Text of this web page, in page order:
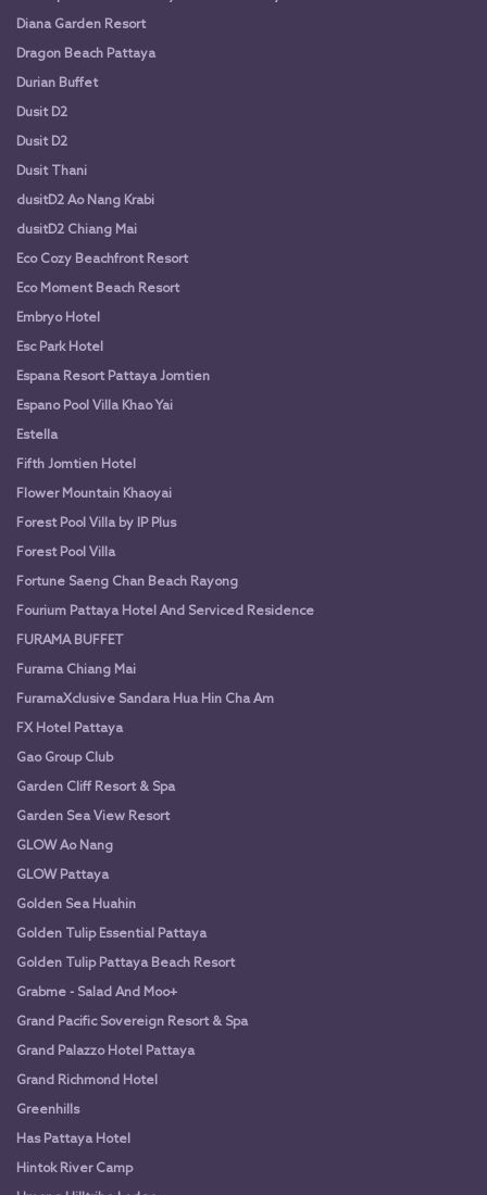
Diana Garden Resort
Dragon Beach Pattaya
Durian Buffet
Dusit D2
Dusit D2
Dusit Thani
dusitD2 Ao Nang Krabi
dusitD2 Chiang Mai
Eco Cozy Beachfront Resort
Eco Moment Beach Resort
Embryo Hotel
Esc Park Hotel
Espana Resort Pattaya Jomtien
Espano Pool Villa Khao Yai
Estella
Fifth Jomtien Hotel
Flower Mountain Khaoyai
Forest Pool Villa by IP Plus
Forest Pool Villa
Fortune Saeng Chan Beach Rayong
Fourium Pattaya Hotel And Serviced Residence
FURAMA BUFFET
Furama Chiang Mai
FuramaXclusive Sandara Hua Hin Cha Am
FX Hotel Pattaya
Gao Group Club
Garden Cliff Resort & Spa
Garden Sea View Resort
GLOW Ao Nang
GLOW Pattaya
Golden Sea Huahin
Golden Tulip Essential Pattaya
Golden Tulip Pattaya Beach Resort
Grabme - Salad And Moo+
Grand Pacific Sovereign Resort & Spa
Grand Palazzo Hotel Pattaya
Grand Richmond Hotel
Greenhills
Has Pattaya Hotel
Hintok River Camp